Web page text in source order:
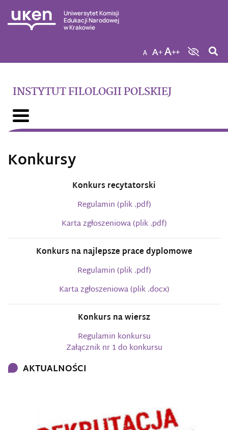
Uniwersytet Komisji
Edukacji Narodowej
w Krakowie
INSTYTUT FILOLOGII POLSKIEJ
Konkursy
Konkurs recytatorski
Regulamin (plik .pdf)
Karta zgłoszeniowa (plik .pdf)
Konkurs na najlepsze prace dyplomowe
Regulamin (plik .pdf)
Karta zgłoszeniowa (plik .docx)
Konkurs na wiersz
Regulamin konkursu
Załącznik nr 1 do konkursu
AKTUALNOŚCI